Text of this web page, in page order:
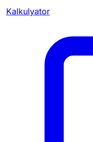
Kalkulyator